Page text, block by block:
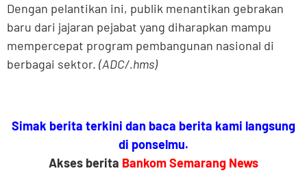
Dengan pelantikan ini, publik menantikan gebrakan
baru dari jajaran pejabat yang diharapkan mampu
mempercepat program pembangunan nasional di
berbagai sektor. (ADC/.hms)
Simak berita terkini dan baca berita kami langsung
di ponselmu.
Akses berita Bankom Semarang News